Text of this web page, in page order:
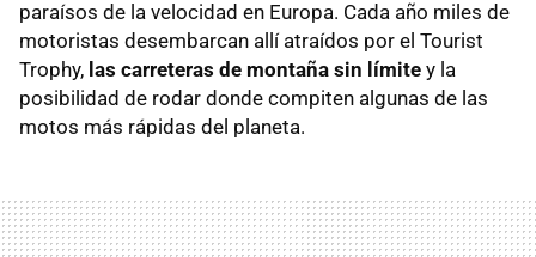
paraísos de la velocidad en Europa. Cada año miles de
motoristas desembarcan allí atraídos por el Tourist
Trophy, las carreteras de montaña sin límite y la
posibilidad de rodar donde compiten algunas de las
motos más rápidas del planeta.